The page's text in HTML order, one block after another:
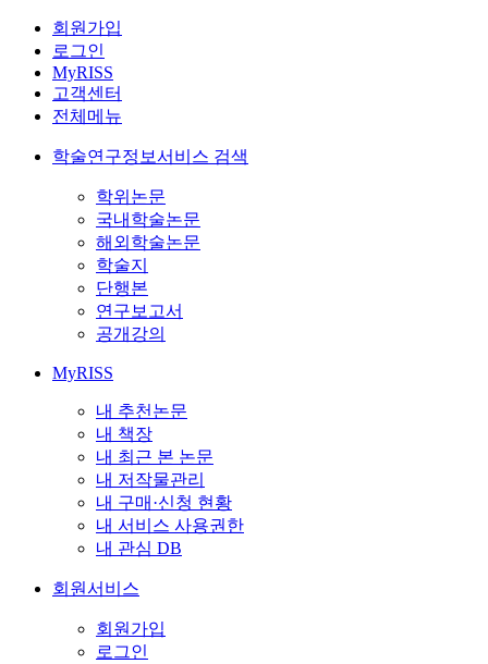
회원가입
로그인
MyRISS
고객센터
전체메뉴
학술연구정보서비스 검색
학위논문
국내학술논문
해외학술논문
학술지
단행본
연구보고서
공개강의
MyRISS
내 추천논문
내 책장
내 최근 본 논문
내 저작물관리
내 구매·신청 현황
내 서비스 사용권한
내 관심 DB
회원서비스
회원가입
로그인